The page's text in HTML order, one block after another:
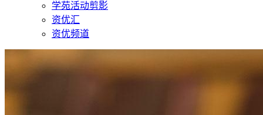
学苑活动剪影
资优汇
资优频道